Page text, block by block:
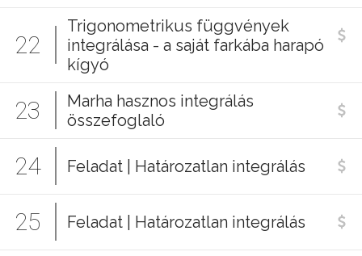
22
Trigonometrikus függvények
integrálása - a saját farkába harapó
kígyó
23
Marha hasznos integrálás
összefoglaló
24 Feladat | Határozatlan integrálás
25 Feladat | Határozatlan integrálás